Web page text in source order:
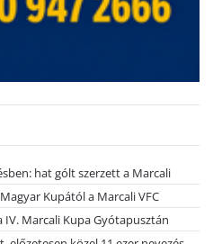
hat gólt szerzett a Marcali
Kupától a Marcali VFC
Marcali Kupa Gyótapusztán